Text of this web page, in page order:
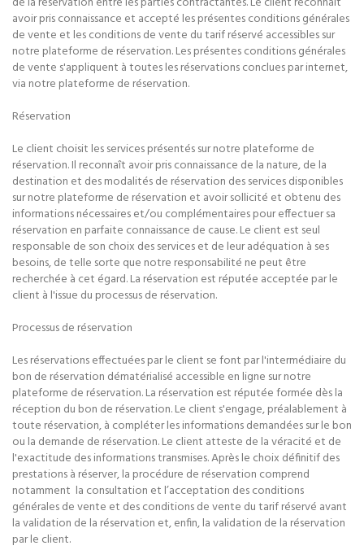
avoir pris connaissance et accepté les présentes conditions générales
de vente et les conditions de vente du tarif réservé accessibles sur
notre plateforme de réservation. Les présentes conditions générales
de vente s'appliquent à toutes les réservations conclues par internet,
via notre plateforme de réservation.
Réservation
Le client choisit les services présentés sur notre plateforme de
réservation. Il reconnaît avoir pris connaissance de la nature, de la
destination et des modalités de réservation des services disponibles
sur notre plateforme de réservation et avoir sollicité et obtenu des
informations nécessaires et/ou complémentaires pour effectuer sa
réservation en parfaite connaissance de cause. Le client est seul
responsable de son choix des services et de leur adéquation à ses
besoins, de telle sorte que notre responsabilité ne peut être
recherchée à cet égard. La réservation est réputée acceptée par le
client à l'issue du processus de réservation.
Processus de réservation
Les réservations effectuées par le client se font par l'intermédiaire du
bon de réservation dématérialisé accessible en ligne sur notre
plateforme de réservation. La réservation est réputée formée dès la
réception du bon de réservation. Le client s'engage, préalablement à
toute réservation, à compléter les informations demandées sur le bon
ou la demande de réservation. Le client atteste de la véracité et de
l'exactitude des informations transmises. Après le choix définitif des
prestations à réserver, la procédure de réservation comprend
notamment la consultation et l’acceptation des conditions
générales de vente et des conditions de vente du tarif réservé avant
la validation de la réservation et, enfin, la validation de la réservation
par le client.